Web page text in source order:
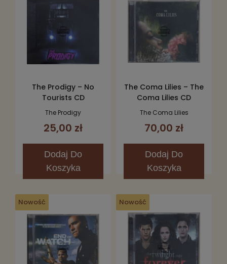
The Prodigy – No
Tourists CD
The Prodigy
25,00 zł
Dodaj Do
Koszyka
The Coma Lilies – The
Coma Lilies CD
The Coma Lilies
70,00 zł
Dodaj Do
Koszyka
Nowość Nowość